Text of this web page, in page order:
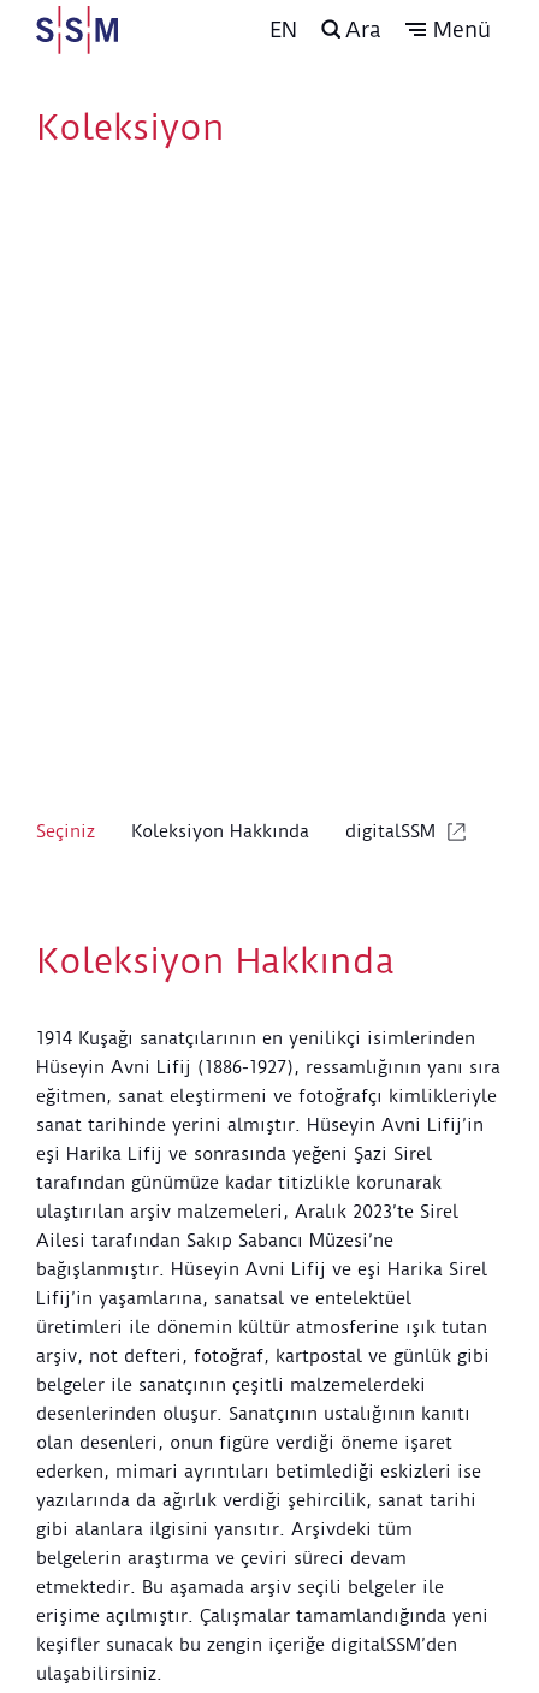
EN Ara Menü
Koleksiyon
Seçiniz Koleksiyon Hakkında digitalSSM
Koleksiyon Hakkında
1914 Kuşağı sanatçılarının en yenilikçi isimlerinden
Hüseyin Avni Lifij (1886-1927), ressamlığının yanı sıra
eğitmen, sanat eleştirmeni ve fotoğrafçı kimlikleriyle
sanat tarihinde yerini almıştır. Hüseyin Avni Lifij’in
eşi Harika Lifij ve sonrasında yeğeni Şazi Sirel
tarafından günümüze kadar titizlikle korunarak
ulaştırılan arşiv malzemeleri, Aralık 2023’te Sirel
Ailesi tarafından Sakıp Sabancı Müzesi’ne
bağışlanmıştır. Hüseyin Avni Lifij ve eşi Harika Sirel
Lifij’in yaşamlarına, sanatsal ve entelektüel
üretimleri ile dönemin kültür atmosferine ışık tutan
arşiv, not defteri, fotoğraf, kartpostal ve günlük gibi
belgeler ile sanatçının çeşitli malzemelerdeki
desenlerinden oluşur. Sanatçının ustalığının kanıtı
olan desenleri, onun figüre verdiği öneme işaret
ederken, mimari ayrıntıları betimlediği eskizleri ise
yazılarında da ağırlık verdiği şehircilik, sanat tarihi
gibi alanlara ilgisini yansıtır. Arşivdeki tüm
belgelerin araştırma ve çeviri süreci devam
etmektedir. Bu aşamada arşiv seçili belgeler ile
erişime açılmıştır. Çalışmalar tamamlandığında yeni
keşifler sunacak bu zengin içeriğe digitalSSM’den
ulaşabilirsiniz.